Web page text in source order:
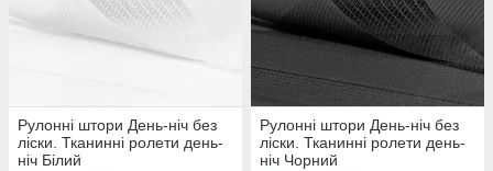
Рулонні штори День-ніч без
ліски. Тканинні ролети день-
ніч Білий
Рулонні штори День-ніч без
ліски. Тканинні ролети день-
ніч Чорний